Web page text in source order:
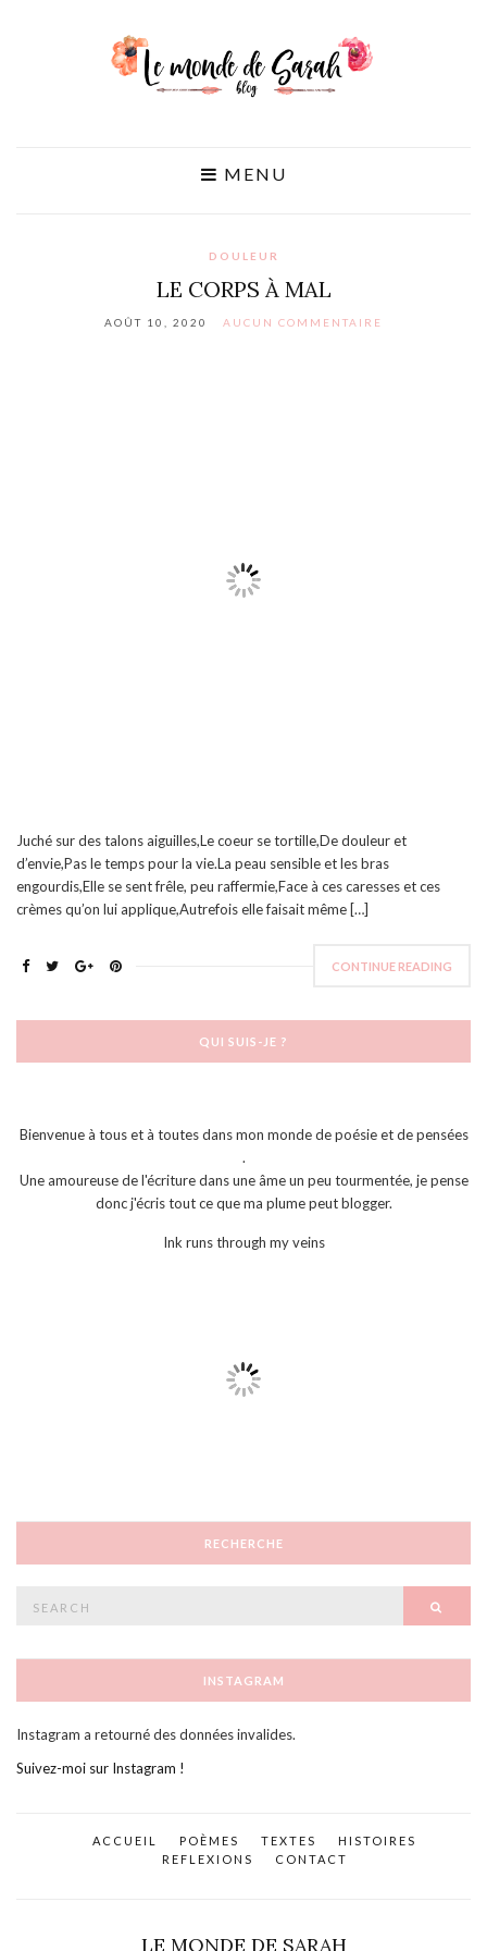
MENU
DOULEUR
LE CORPS À MAL
AOÛT 10, 2020 AUCUN COMMENTAIRE
Juché sur des talons aiguilles,Le coeur se tortille,De douleur et
d’envie,Pas le temps pour la vie.La peau sensible et les bras
engourdis,Elle se sent frêle, peu raffermie,Face à ces caresses et ces
crèmes qu’on lui applique,Autrefois elle faisait même […]
CONTINUE READING
QUI SUIS-JE ?
Bienvenue à tous et à toutes dans mon monde de poésie et de pensées
.
Une amoureuse de l'écriture dans une âme un peu tourmentée, je pense
donc j'écris tout ce que ma plume peut blogger.
Ink runs through my veins
RECHERCHE
INSTAGRAM
Instagram a retourné des données invalides.
Suivez-moi sur Instagram !
ACCUEIL POÈMES TEXTES
HISTOIRES
REFLEXIONS
CONTACT
LE MONDE DE SARAH